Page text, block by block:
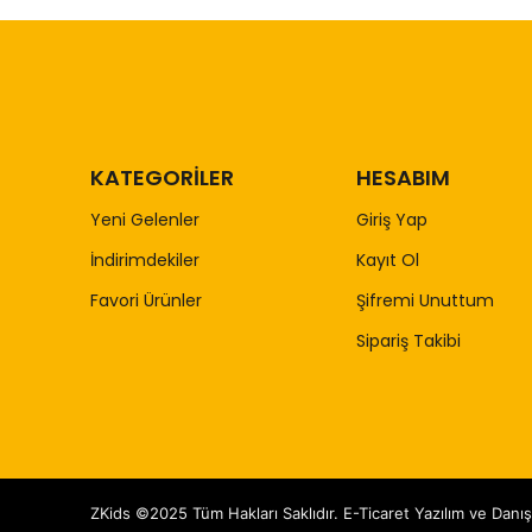
KATEGORİLER
Yeni Gelenler
İndirimdekiler
Favori Ürünler
HESABIM
Giriş Yap
Kayıt Ol
Şifremi Unuttum
Sipariş Takibi
ZKids ©2025 Tüm Hakları Saklıdır. E-Ticaret Yazılım ve